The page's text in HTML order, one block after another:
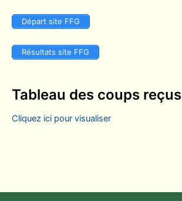
Départ site FFG
Résultats site FFG
Tableau des coups reçus
Cliquez ici pour visualiser